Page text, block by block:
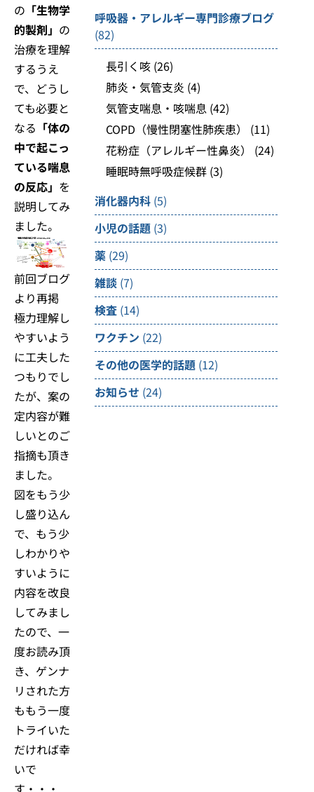
の 「生物学
的製剤」 の
治療を理解
するうえ
で、どうし
ても必要と
なる 「体の
中で起こっ
ている喘息
の反応」 を
説明してみ
ました。
前回ブログ
より再掲
極力理解し
やすいよう
に工夫した
つもりでし
たが、案の
定内容が難
しいとのご
指摘も頂き
ました。
図をもう少
し盛り込ん
で、もう少
しわかりや
すいように
内容を改良
してみまし
たので、一
度お読み頂
き、ゲンナ
リされた方
ももう一度
トライいた
だければ幸
いで
す・・・
呼吸器・アレルギー専門診療ブログ
(82)
長引く咳 (26)
肺炎・気管支炎 (4)
気管支喘息・咳喘息 (42)
COPD（慢性閉塞性肺疾患）
(11)
花粉症（アレルギー性鼻炎）
(24)
睡眠時無呼吸症候群 (3)
消化器内科 (5)
小児の話題 (3)
薬 (29)
雑談 (7)
検査 (14)
ワクチン (22)
その他の医学的話題 (12)
お知らせ (24)